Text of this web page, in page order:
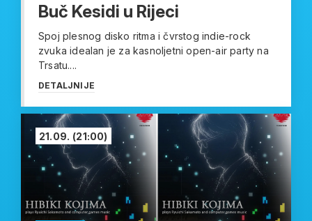
Buč Kesidi u Rijeci
Spoj plesnog disko ritma i čvrstog indie-rock
zvuka idealan je za kasnoljetni open-air party na
Trsatu....
DETALJNIJE
21.09. (21:00)